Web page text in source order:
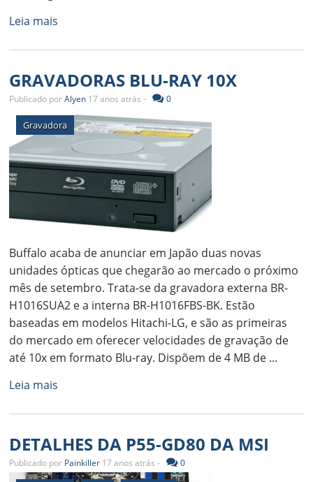
Leia mais
GRAVADORAS BLU-RAY 10X
Publicado porAlyen 17 anos atrás - 0
Gravadora
Buffalo acaba de anunciar em Japão duas novas
unidades ópticas que chegarão ao mercado o próximo
mês de setembro. Trata-se da gravadora externa BR-
H1016SUA2 e a interna BR-H1016FBS-BK. Estão
baseadas em modelos Hitachi-LG, e são as primeiras
do mercado em oferecer velocidades de gravação de
até 10x em formato Blu-ray. Dispõem de 4 MB de ...
Leia mais
DETALHES DA P55-GD80 DA MSI
Publicado por Painkiller 17 anos atrás - 0